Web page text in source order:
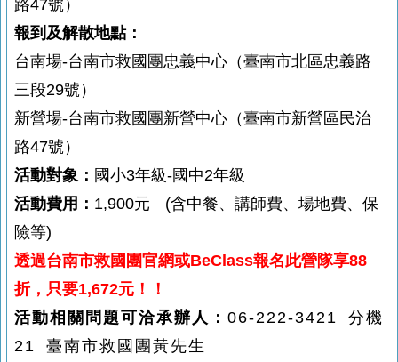
路47號）
報到及解散地點：
台南場-台南市救國團忠義中心 （臺南市北區忠義路
三段29號）
新營場-台南市救國團新營中心 （臺南市新營區民治
路47號）
活動對象： 國小3年級-國中2年級
活動費用： 1,900元 (含中餐、講師費、場地費、保
險等)
透過台南市救國團官網或BeClass報名此營隊享88
折，只要1,672元！！
活動相關問題可洽承辦人： 06-222-3421 分機
21 臺南市救國團黃先生